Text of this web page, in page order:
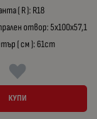
( R ): R18
отвор: 5x100x57,1
( см ): 61cm
КУПИ